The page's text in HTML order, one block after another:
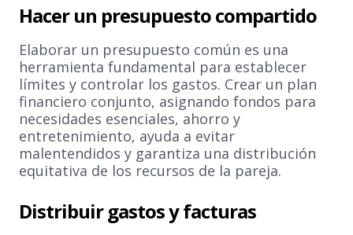
Hacer un presupuesto compartido
Elaborar un presupuesto común es una
herramienta fundamental para establecer
límites y controlar los gastos. Crear un plan
financiero conjunto, asignando fondos para
necesidades esenciales, ahorro y
entretenimiento, ayuda a evitar
malentendidos y garantiza una distribución
equitativa de los recursos de la pareja.
Distribuir gastos y facturas